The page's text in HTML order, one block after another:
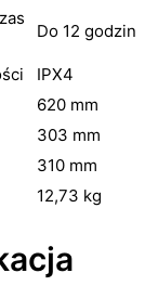
Do 12 godzin
IPX4
620 mm
303 mm
310 mm
12,73 kg